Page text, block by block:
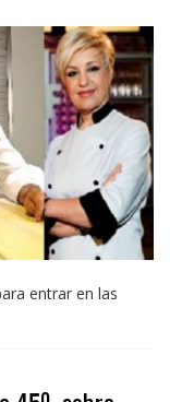
entrar en las